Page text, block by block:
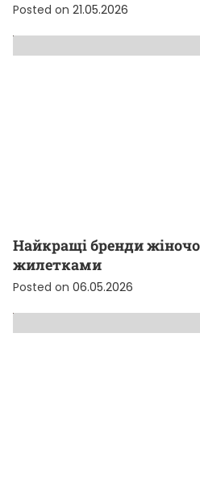
Posted on 21.05.2026
Найкращі бренди
жилетками
Posted on 06.05.2026